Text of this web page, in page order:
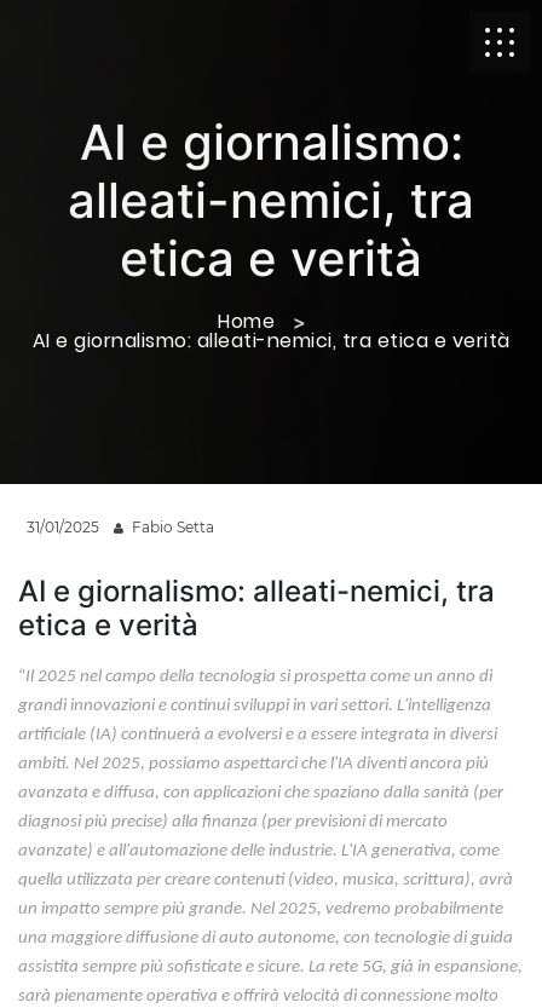
AI e giornalismo:
alleati-nemici, tra
etica e verità
Home
AI e giornalismo: alleati-nemici, tra etica e verità
31/01/2025 Fabio Setta
AI e giornalismo: alleati-nemici, tra
etica e verità
“Il 2025 nel campo della tecnologia si prospetta come un anno di
grandi innovazioni e continui sviluppi in vari settori. L'intelligenza
artificiale (IA) continuerà a evolversi e a essere integrata in diversi
ambiti. Nel 2025, possiamo aspettarci che l'IA diventi ancora più
avanzata e diffusa, con applicazioni che spaziano dalla sanità (per
diagnosi più precise) alla finanza (per previsioni di mercato
avanzate) e all'automazione delle industrie. L'IA generativa, come
quella utilizzata per creare contenuti (video, musica, scrittura), avrà
un impatto sempre più grande. Nel 2025, vedremo probabilmente
una maggiore diffusione di auto autonome, con tecnologie di guida
assistita sempre più sofisticate e sicure. La rete 5G, già in espansione,
sarà pienamente operativa e offrirà velocità di connessione molto